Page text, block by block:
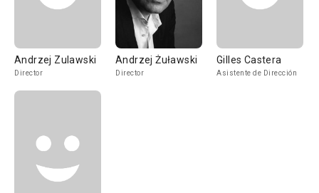
Andrzej Zulawski
Director
Andrzej Żuławski
Director
Gilles Castera
Asistente de Dirección